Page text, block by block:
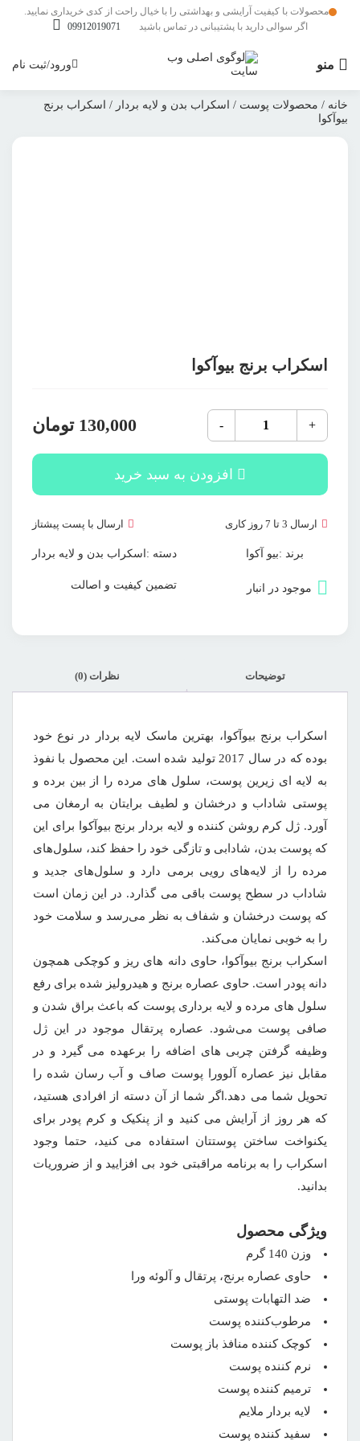
محصولات با کیفیت آرایشی و بهداشتی را با خیال راحت از کدی خریداری نمایید.
اگر سوالی دارید با پشتیبانی در تماس باشید
09912019071
منو ورود/ثبت نام
خانه / محصولات پوست / اسکراب بدن و لایه بردار / اسکراب برنج
بیوآکوا
اسکراب برنج بیوآکوا
+
اسکراب
برنج
بیوآکوا
عدد
-
130,000 تومان
افزودن به سبد خرید
ارسال 3 تا 7 روز کاری ارسال با پست پیشتاز
برند :بیو آکوا
موجود در انبار
دسته : اسکراب بدن و لایه بردار
تضمین کیفیت و اصالت
توضیحات نظرات (0)
اسکراب برنج بیوآکوا، بهترین ماسک لایه بردار در نوع خود
بوده که در سال 2017 تولید شده است. این محصول با نفوذ
به لایه ای زیرین پوست، سلول های مرده را از بین برده و
پوستی شاداب و درخشان و لطیف برایتان به ارمغان می
آورد. ژل کرم روشن کننده و لایه بردار برنج بیوآکوا برای این
که پوست بدن، شادابی و تازگی خود را حفظ کند، سلول‌های
مرده را از لایه‌های رویی برمی دارد و سلول‌های جدید و
شاداب در سطح پوست باقی می گذارد. در این زمان است
که پوست درخشان و شفاف به نظر می‌رسد و سلامت خود
را به خوبی نمایان می‌کند.
اسکراب برنج بیوآکوا، حاوی دانه های ریز و کوچکی همچون
دانه پودر است. حاوی عصاره برنج و هیدرولیز شده برای رفع
سلول های مرده و لایه برداری پوست که باعث براق شدن و
صافی پوست می‌شود. عصاره پرتقال موجود در این ژل
وظیفه گرفتن چربی های اضافه را برعهده می گیرد و در
مقابل نیز عصاره آلوورا پوست صاف و آب رسان شده را
تحویل شما می دهد.اگر شما از آن دسته از افرادی هستید،
که هر روز از آرایش می کنید و از پنکیک و کرم پودر برای
یکنواخت ساختن پوستتان استفاده می کنید، حتما وجود
اسکراب را به برنامه مراقبتی خود بی افزایید و از ضروریات
بدانید.
ویژگی محصول
وزن 140 گرم
حاوی عصاره برنج، پرتقال و آلوئه ورا
ضد التهابات پوستی
مرطوب‌کننده پوست
کوچک کننده منافذ باز پوست
نرم کننده پوست
ترمیم کننده پوست
لایه بردار ملایم
سفید کننده پوست